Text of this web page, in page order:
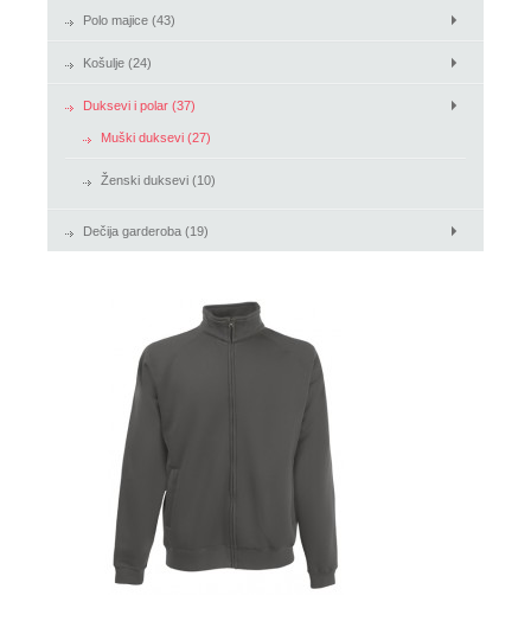
Polo majice (43)
Košulje (24)
Duksevi i polar (37)
Muški duksevi (27)
Ženski duksevi (10)
Dečija garderoba (19)